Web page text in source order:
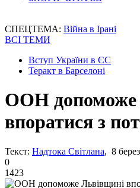
СПЕЦТЕМА: Війна в Ірані
ВСІ ТЕМИ
Вступ України в ЄС
Теракт в Барселоні
ООН допоможе
впоратися з
Текст: Надтока Світлана, 8
0
1423